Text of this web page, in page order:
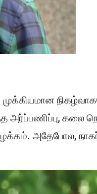
அர்ப்பணிப்பு, கலை
அதேபோல,